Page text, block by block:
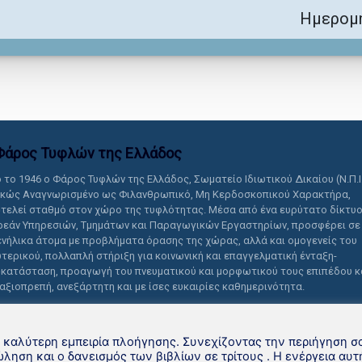
Τυφλών της Ελλάδoς
1946 ο Φάρος Τυφλών της Ελλάδος, Σωματείο Ιδιωτικού Δικαίου
Αναγνωρισμένο ως Φιλανθρωπικό, Μη Κερδοσκοπικού Χαρακτήρα,
σταθμό στον χώρο της τυφλότητας. Μέσα από ένα ευρύτατο δίκτυο
Υπηρεσιών, Τμημάτων και Παραγωγικών Εργαστηρίων, προσφέρει
άτομα με προβλήματα όρασης της χώρας, αλλά και ομογενείς του
πολλαπλή στήριξη για κοινωνική και επαγγελματική ένταξη-
προαγωγή του πνευματικού και μορφωτικού τους επιπέδου
ανεξάρτητη και με ίσες ευκαιρίες καθημερινότητα.
βιβλιοθήκη Φάρου Τυφλών της Ελλάδoς
εμπειρία πλοήγησης. Συνεχίζοντας την περιήγηση
και ο δανεισμός των βιβλίων σε τρίτους . Η ενέργεια